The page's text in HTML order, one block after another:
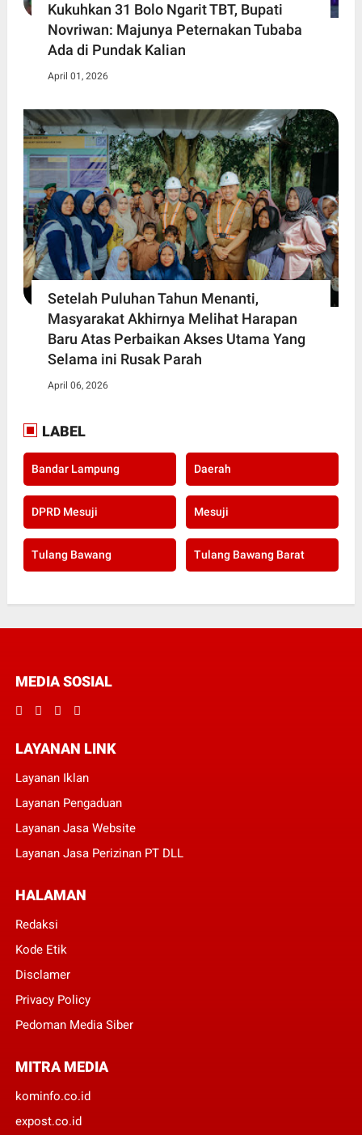
Kukuhkan 31 Bolo Ngarit TBT, Bupati
Novriwan: Majunya Peternakan Tubaba
Ada di Pundak Kalian
April 01, 2026
Setelah Puluhan Tahun Menanti,
Masyarakat Akhirnya Melihat Harapan
Baru Atas Perbaikan Akses Utama Yang
Selama ini Rusak Parah
April 06, 2026
LABEL
Bandar Lampung Daerah
DPRD Mesuji Mesuji
Tulang Bawang Tulang Bawang Barat
MEDIA SOSIAL
LAYANAN LINK
Layanan Iklan
Layanan Pengaduan
Layanan Jasa Website
Layanan Jasa Perizinan PT DLL
HALAMAN
Redaksi
Kode Etik
Disclamer
Privacy Policy
Pedoman Media Siber
MITRA MEDIA
kominfo.co.id
expost.co.id